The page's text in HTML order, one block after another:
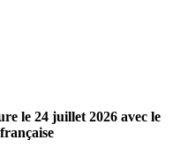
le 24 juillet 2026 avec le